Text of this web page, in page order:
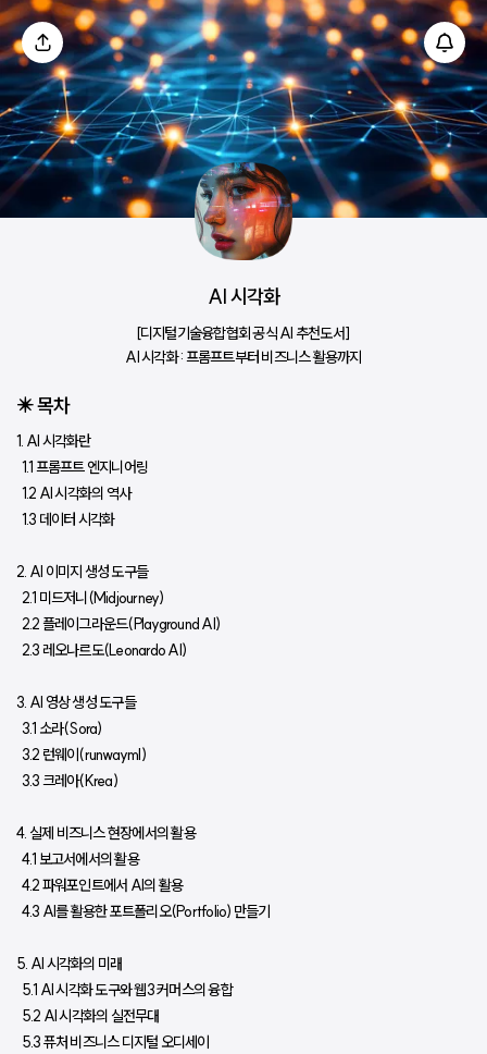
AI 시각화
[디지털기술융합협회 공식 AI 추천도서]
AI 시각화 : 프롬프트부터 비즈니스 활용까지
✴️ 목차
1. AI 시각화란
  1.1 프롬프트 엔지니어링
  1.2 AI 시각화의 역사
  1.3 데이터 시각화
2. AI 이미지 생성 도구들
  2.1 미드저니(Midjourney)
  2.2 플레이그라운드(Playground AI)
  2.3 레오나르도(Leonardo AI)
3. AI 영상 생성 도구들
  3.1 소라(Sora)
  3.2 런웨이(runwayml)
  3.3 크레아(Krea)
4. 실제 비즈니스 현장에서의 활용
  4.1 보고서에서의 활용
  4.2 파워포인트에서 AI의 활용
  4.3 AI를 활용한 포트폴리오(Portfolio) 만들기
5. AI 시각화의 미래
  5.1 AI 시각화 도구와 웹3 커머스의 융합
  5.2 AI 시각화의 실전무대
  5.3 퓨처 비즈니스 디지털 오디세이